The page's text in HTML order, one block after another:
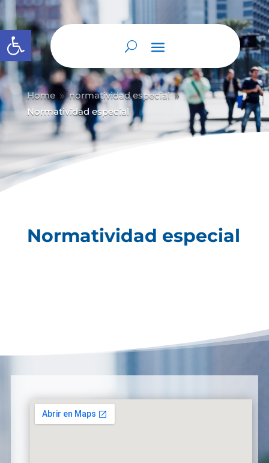
Abrir barra de herramientas
Home 9 normatividad especial 9
Normatividad especial
Normatividad especial